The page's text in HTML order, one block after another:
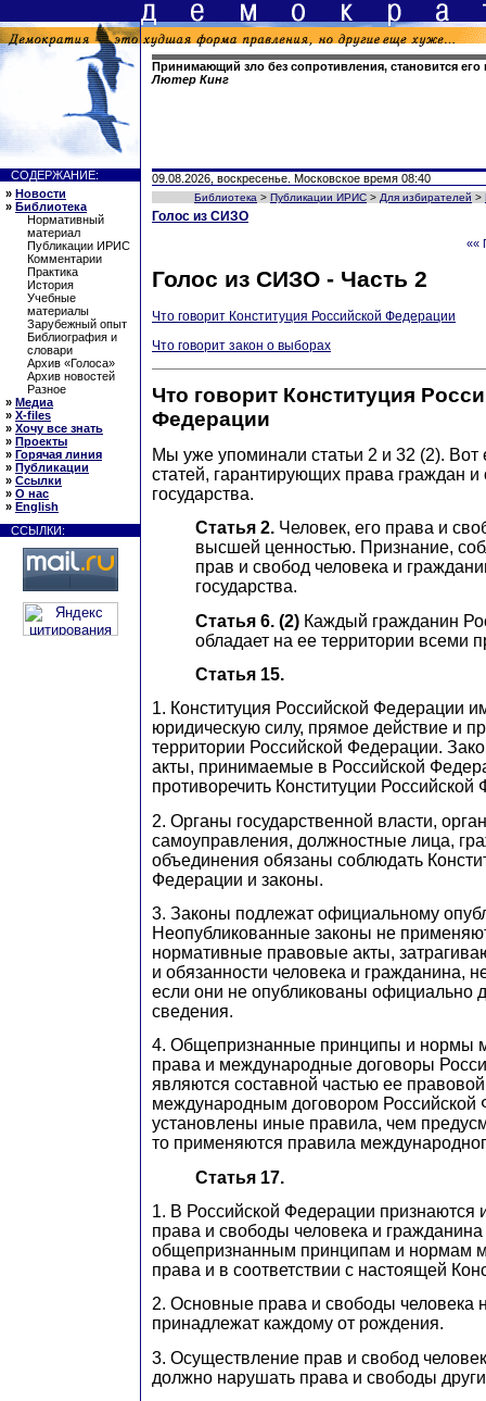
Принимающий зло без сопротивления, становится
Лютер Кинг
СОДЕРЖАНИЕ:
» Новости
» Библиотека
Нормативный
материал
Публикации ИРИС
Комментарии
Практика
История
Учебные
материалы
Зарубежный опыт
Библиография и
словари
Архив «Голоса»
Архив новостей
Разное
» Медиа
» X-files
» Хочу все знать
» Проекты
» Горячая линия
» Публикации
» Ссылки
» О нас
» English
ССЫЛКИ:
09.08.2026, воскресенье. Московское время 08:40
Библиотека > Публикации ИРИС > Для избирателей >
Голос из СИЗО
««
Голос из СИЗО - Часть 2
Что говорит Конституция Российской Федерации
Что говорит закон о выборах
Что говорит Конституция
Федерации
Мы уже упоминали статьи 2 и 32 (2). Вот
статей, гарантирующих права граждан и
государства.
Статья 2. Человек, его права и
высшей ценностью. Признание,
прав и свобод человека и
государства.
Статья 6. (2) Каждый гражданин
обладает на ее территории всеми
Статья 15.
1. Конституция Российской Федерации
юридическую силу, прямое действие и
территории Российской Федерации.
акты, принимаемые в Российской
противоречить Конституции Российской
2. Органы государственной власти,
самоуправления, должностные лица,
объединения обязаны соблюдать
Федерации и законы.
3. Законы подлежат официальному
Неопубликованные законы не
нормативные правовые акты,
и обязанности человека и гражданина,
если они не опубликованы официально
сведения.
4. Общепризнанные принципы и нормы
права и международные договоры
являются составной частью ее
международным договором Российской
установлены иные правила, чем
то применяются правила
Статья 17.
1. В Российской Федерации признаются
права и свободы человека и гражданина
общепризнанным принципам и нормам
права и в соответствии с настоящей
2. Основные права и свободы человека
принадлежат каждому от рождения.
3. Осуществление прав и свобод
должно нарушать права и свободы